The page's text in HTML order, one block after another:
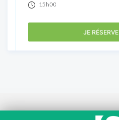
15h00
JE RÉSERVE